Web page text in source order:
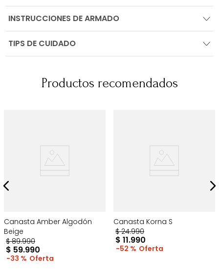
INSTRUCCIONES DE ARMADO
TIPS DE CUIDADO
Productos recomendados
Canasta Amber Algodón
Beige
$ 89.990
$ 59.990
33 %
Canasta Korna S
$ 24.990
$ 11.990
52 %